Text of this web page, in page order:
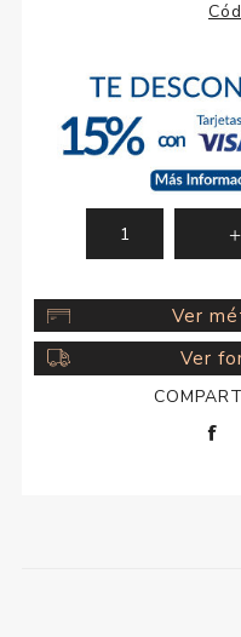
Ver
Ver